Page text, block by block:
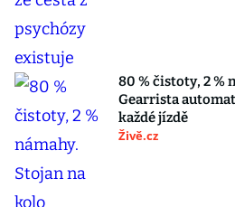
80 % čistoty, 2 %
Gearrista
každé jízdě
Živě.cz